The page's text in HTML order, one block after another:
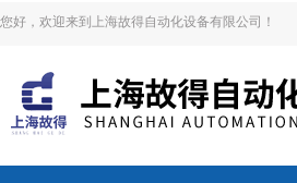
您好，欢迎来到上海故得自动化设备有限公司！